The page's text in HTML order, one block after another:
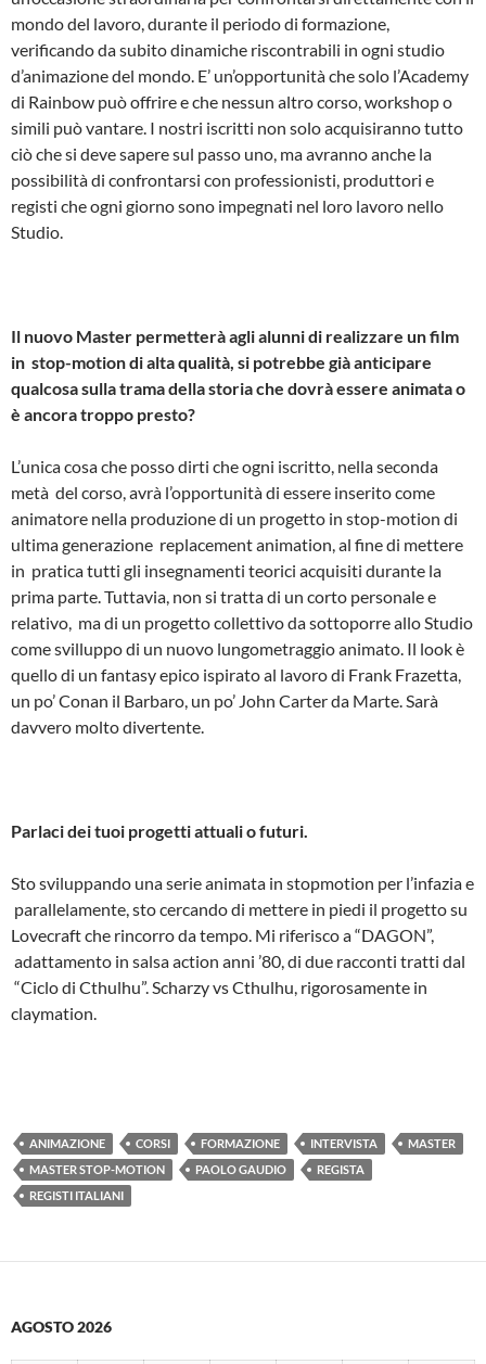
mondo del lavoro, durante il periodo di formazione,
verificando da subito dinamiche riscontrabili in ogni studio
d’animazione del mondo. E’ un’opportunità che solo l’Academy
di Rainbow può offrire e che nessun altro corso, workshop o
simili può vantare. I nostri iscritti non solo acquisiranno tutto
ciò che si deve sapere sul passo uno, ma avranno anche la
possibilità di confrontarsi con professionisti, produttori e
registi che ogni giorno sono impegnati nel loro lavoro nello
Studio.
Il nuovo Master permetterà agli alunni di realizzare un film
in stop­-motion di alta qualità, si potrebbe già anticipare
qualcosa sulla trama della storia che dovrà essere animata o
è ancora troppo presto?
L’unica cosa che posso dirti che ogni iscritto, nella seconda
metà del corso, avrà l’opportunità di essere inserito come
animatore nella produzione di un progetto in stop­-motion di
ultima generazione ­ replacement animation, al fine di mettere
in pratica tutti gli insegnamenti teorici acquisiti durante la
prima parte. Tuttavia, non si tratta di un corto personale e
relativo, ma di un progetto collettivo da sottoporre allo Studio
come svilluppo di un nuovo lungometraggio animato. Il look è
quello di un fantasy epico ispirato al lavoro di Frank Frazetta,
un po’ Conan il Barbaro, un po’ John Carter da Marte. Sarà
davvero molto divertente.
Parlaci dei tuoi progetti attuali o futuri.
Sto sviluppando una serie animata in stop­motion per l’infazia e
parallelamente, sto cercando di mettere in piedi il progetto su
Lovecraft che rincorro da tempo. Mi riferisco a “DAGON”,
adattamento in salsa action anni ’80, di due racconti tratti dal
“Ciclo di Cthulhu”. Scharzy vs Cthulhu, rigorosamente in
claymation.
ANIMAZIONE CORSI FORMAZIONE INTERVISTA
MASTER
MASTER STOP-MOTION
PAOLO GAUDIO
REGISTA
REGISTI ITALIANI
AGOSTO 2026